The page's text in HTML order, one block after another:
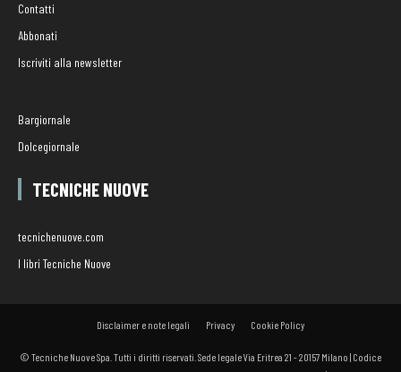
Contatti
Abbonati
Iscriviti alla newsletter
Bargiornale
Dolcegiornale
TECNICHE NUOVE
tecnichenuove.com
I libri Tecniche Nuove
Disclaimer e note legali Privacy Cookie Policy
© Tecniche Nuove Spa. Tutti i diritti riservati. Sede legale Via Eritrea 21 - 20157 Milano | Codice